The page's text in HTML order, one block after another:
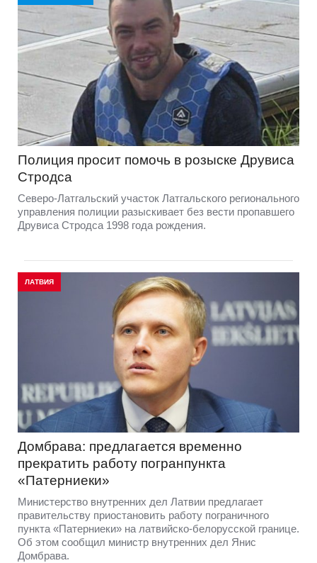
Полиция просит помочь в розыске Друвиса
Стродса
Северо-Латгальский участок Латгальского регионального
управления полиции разыскивает без вести пропавшего
Друвиса Стродса 1998 года рождения.
ЛАТВИЯ
Домбрава: предлагается временно
прекратить работу погранпункта
«Патерниеки»
Министерство внутренних дел Латвии предлагает
правительству приостановить работу пограничного
пункта «Патерниеки» на латвийско-белорусской границе.
Об этом сообщил министр внутренних дел Янис
Домбрава.